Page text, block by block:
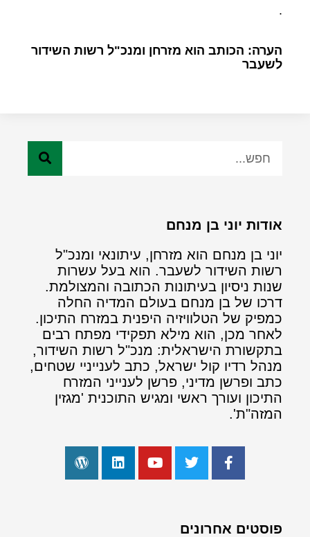
.
הערה: הכותב הוא מזרחן ומנכ"ל רשות השידור
לשעבר
אודות יוני בן מנחם
יוני בן מנחם הוא מזרחן, עיתונאי ומנכ"ל
רשות השידור לשעבר. הוא בעל עשרות
שנות ניסיון בעיתונות הכתובה והמצולמת.
דרכו של בן מנחם בעולם המדיה החלה
כמפיק של הטלוויזיה היפנית במזרח התיכון.
לאחר מכן, הוא מילא תפקידי מפתח רבים
בתקשורת הישראלית: מנכ"ל רשות השידור,
מנהל רדיו קול ישראל, כתב לענייניי שטחים,
כתב ופרשן מדיני, פרשן לענייני המזרח
התיכון ועורך ראשי ומגיש התוכנית 'מגזין
המזה"ת'.
פוסטים אחרונים